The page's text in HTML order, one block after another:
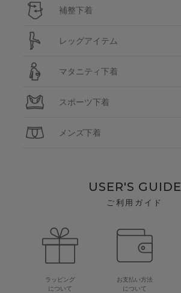
補整下着
レッグアイテム
マタニティ下着
スポーツ下着
メンズ下着
USER'S GUIDE
ご利用ガイド
ラッピング
について
お支払い方法
について